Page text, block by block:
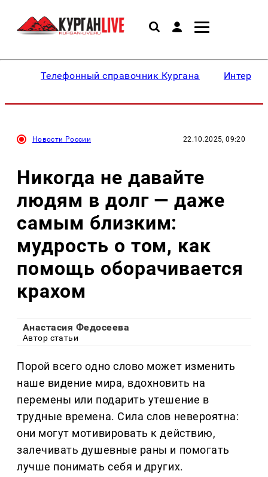
Телефонный справочник Кургана
Новости России 22.10.2025, 09:20
Никогда не давайте
людям в долг — даже
самым близким:
мудрость о том, как
помощь оборачивается
крахом
Анастасия Федосеева
Автор статьи
Порой всего одно слово может изменить
наше видение мира, вдохновить на
перемены или подарить утешение в
трудные времена. Сила слов невероятна:
они могут мотивировать к действию,
залечивать душевные раны и помогать
лучше понимать себя и других.